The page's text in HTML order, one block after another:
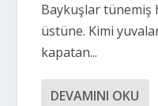
Baykuşlar tünemiş
üstüne. Kimi
kapatan...
DEVAMINI OKU